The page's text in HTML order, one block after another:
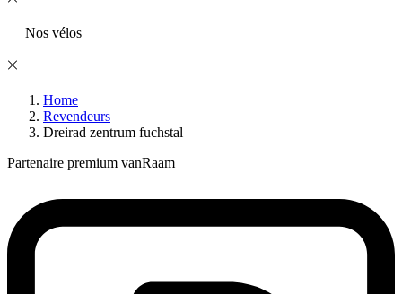
Nos vélos
Home
Revendeurs
Dreirad zentrum fuchstal
Partenaire premium vanRaam